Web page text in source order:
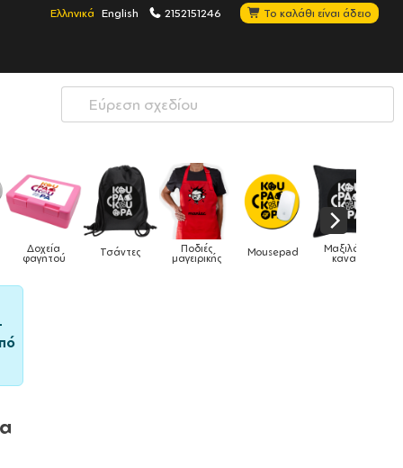
Ελληνικά English 2152151246 Το καλάθι είναι άδειο
Ποδιές
μαγειρικής Mousepad Μαξιλάρια
καναπέ Phone Holders Ρολόγια